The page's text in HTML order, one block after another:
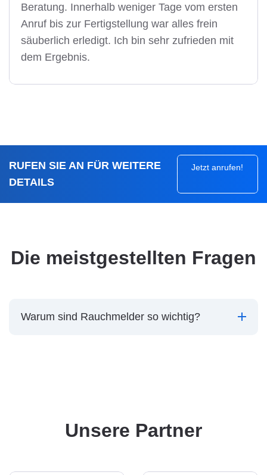
Beratung. Innerhalb weniger Tage vom ersten
Anruf bis zur Fertigstellung war alles frein
säuberlich erledigt. Ich bin sehr zufrieden mit
dem Ergebnis.
RUFEN SIE AN FÜR WEITERE
DETAILS
Jetzt anrufen!
Die meistgestellten Fragen
Warum sind Rauchmelder so wichtig?
Unsere Partner